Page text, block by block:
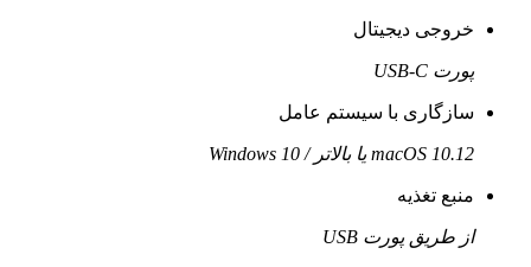
خروجی دیجیتال
پورت USB-C
سازگاری با سیستم عامل
macOS 10.12 یا بالاتر / Windows 10
منبع تغذیه
از طریق پورت USB